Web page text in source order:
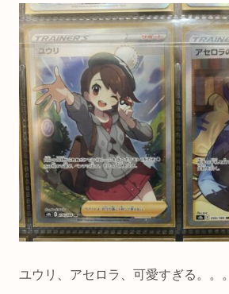
ユウリ、アセロラ、可愛すぎる。。。